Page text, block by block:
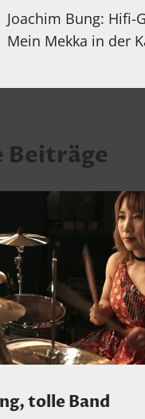
Joachim Bung: Hifi-
Mein Mekka in der
Beiträge
tolle Band